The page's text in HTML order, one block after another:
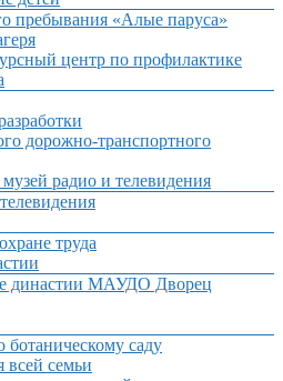
пребывания «Алые паруса»
центр по профилактике
дорожно-транспортного
радио и телевидения
труда
династии МАУДО Дворец
саду
всей семьи